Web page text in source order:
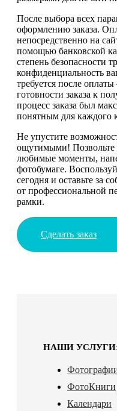
После выбора всех
оформлению заказа.
непосредственно на
помощью банковской
степень безопасности
конфиденциальность
требуется после
готовности заказа к
процесс заказа был
понятным для каждого
Не упустите
ощутимыми! Позвольте
любимые моменты,
фотобумаге.
сегодня и оставьте за
от профессиональной
рамки.
Сделать заказ
НАШИ
ФотоКниги
Календари